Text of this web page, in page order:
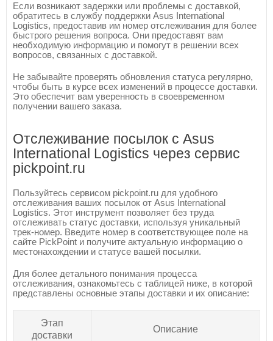
Если возникают задержки или проблемы с доставкой,
обратитесь в службу поддержки Asus International
Logistics, предоставив им номер отслеживания для более
быстрого решения вопроса. Они предоставят вам
необходимую информацию и помогут в решении всех
вопросов, связанных с доставкой.
Не забывайте проверять обновления статуса регулярно,
чтобы быть в курсе всех изменений в процессе доставки.
Это обеспечит вам уверенность в своевременном
получении вашего заказа.
Отслеживание посылок с Asus
International Logistics через сервис
pickpoint.ru
Пользуйтесь сервисом pickpoint.ru для удобного
отслеживания ваших посылок от Asus International
Logistics. Этот инструмент позволяет без труда
отслеживать статус доставки, используя уникальный
трек-номер. Введите номер в соответствующее поле на
сайте PickPoint и получите актуальную информацию о
местонахождении и статусе вашей посылки.
Для более детального понимания процесса
отслеживания, ознакомьтесь с таблицей ниже, в которой
представлены основные этапы доставки и их описание:
Этап
доставки
Описание